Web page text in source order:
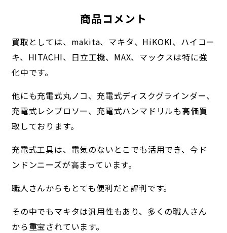
商品コメント
買取としては、makita、マキタ、HiKOKI、ハイコー
キ、HITACHI、日立工機、MAX、マックスは特に強
化中です。
他にも充電式丸ノコ、充電式ディスクグラインダー、
充電式レシプロソー、充電式ハンマドリルも高価買
取しております。
充電式工具は、電気のないとこでも活用でき、今ド
ンドンニーズが高まっています。
職人さんからもとても便利だと評判です。
その中でもマキタは汎用性もあり、多くの職人さん
から重宝されています。